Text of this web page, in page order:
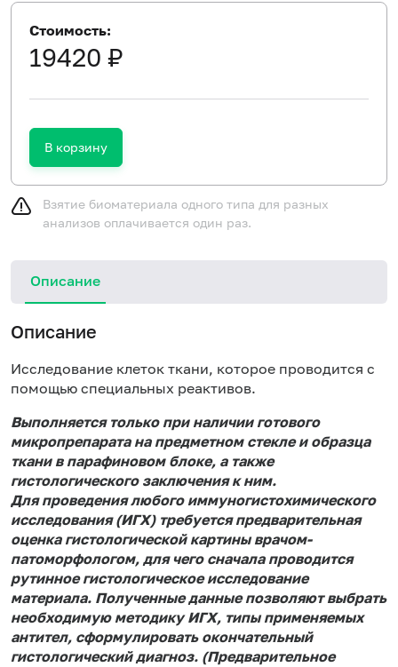
Стоимость:
19420 ₽
В корзину
Взятие биоматериала одного типа для разных
анализов оплачивается один раз.
Описание
Описание
Исследование клеток ткани, которое проводится с
помощью специальных реактивов.
Выполняется только при наличии готового
микропрепарата на предметном стекле и образца
ткани в парафиновом блоке, а также
гистологического заключения к ним.
Для проведения любого иммуногистохимического
исследования (ИГХ) требуется предварительная
оценка гистологической картины врачом-
патоморфологом, для чего сначала проводится
рутинное гистологическое исследование
материала. Полученные данные позволяют выбрать
необходимую методику ИГХ, типы применяемых
антител, сформулировать окончательный
гистологический диагноз. (Предварительное